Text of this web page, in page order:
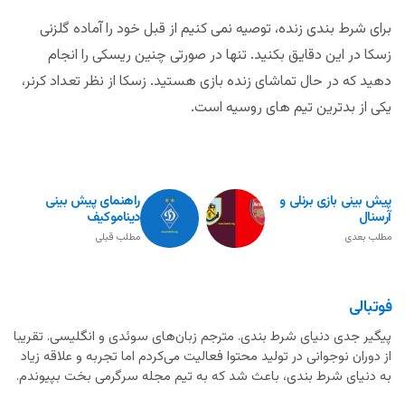
برای شرط بندی زنده، توصیه نمی کنیم از قبل خود را آماده گلزنی
زسکا در این دقایق بکنید. تنها در صورتی چنین ریسکی را انجام
دهید که در حال تماشای زنده بازی هستید. زسکا از نظر تعداد کرنر،
یکی از بدترین تیم های روسیه است.
راهنمای پیش بینی
دیناموکیف
مطلب قبلی
پیش بینی بازی برنلی و
آرسنال
مطلب بعدی
فوتبالی
پیگیر جدی دنیای شرط بندی. مترجم زبان‌های سوئدی و انگلیسی. تقریبا
از دوران نوجوانی در تولید محتوا فعالیت می‌کردم اما تجربه و علاقه زیاد
به دنیای شرط بندی، باعث شد که به تیم مجله سرگرمی بخت بپیوندم.